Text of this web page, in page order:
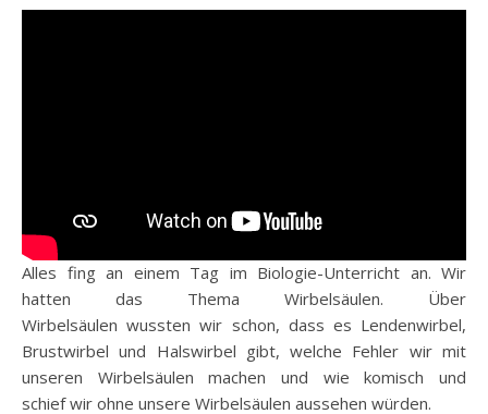
Alles fing an einem Tag im Biologie-Unterricht an. Wir
hatten das Thema Wirbelsäulen. Über
Wirbelsäulen wussten wir schon, dass es Lendenwirbel,
Brustwirbel und Halswirbel gibt, welche Fehler wir mit
unseren Wirbelsäulen machen und wie komisch und
schief wir ohne unsere Wirbelsäulen aussehen würden.